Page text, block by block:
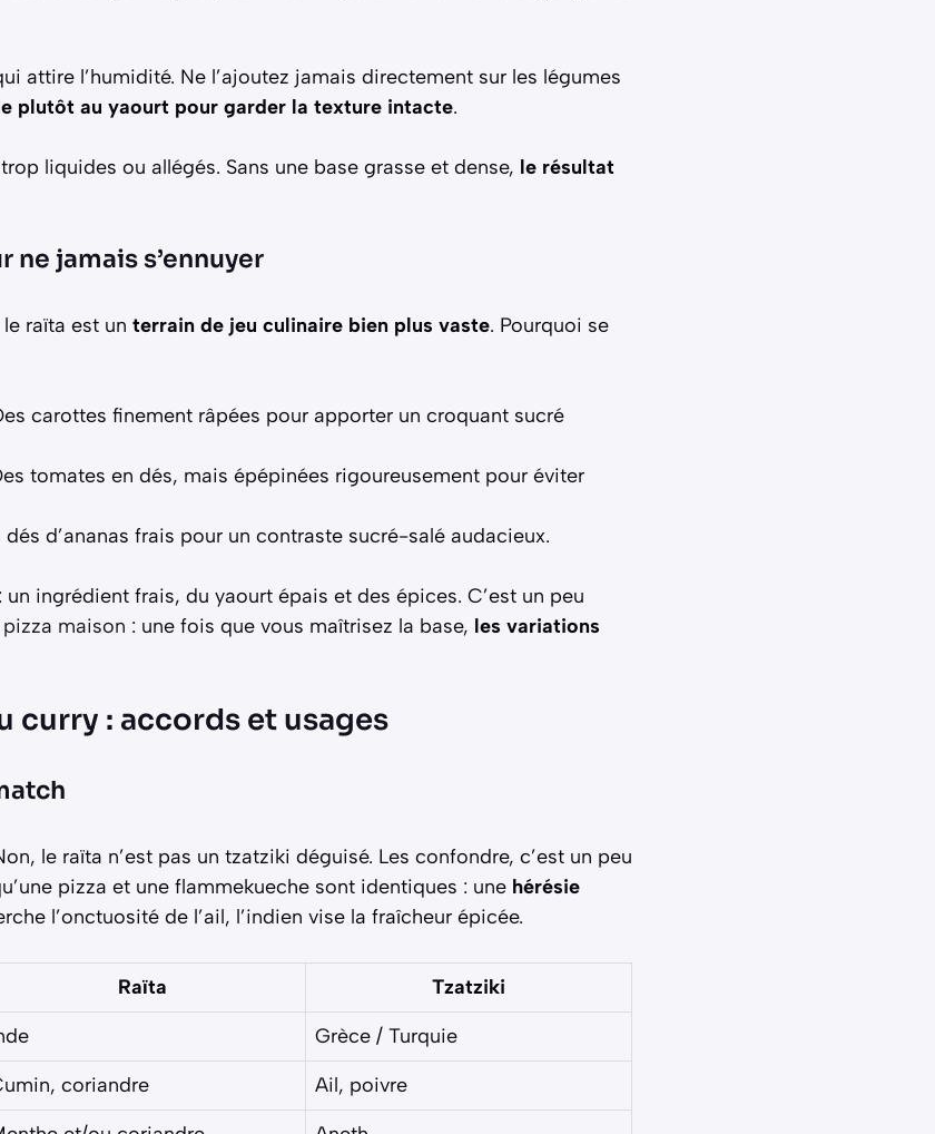
attire l’humidité. Ne l’ajoutez jamais directement sur les légumes
plutôt au yaourt pour garder la texture intacte.
liquides ou allégés. Sans une base grasse et dense, le résultat
ne jamais s’ennuyer
raïta est un terrain de jeu culinaire bien plus vaste. Pourquoi se
carottes finement râpées pour apporter un croquant sucré
tomates en dés, mais épépinées rigoureusement pour éviter
dés d’ananas frais pour un contraste sucré-salé audacieux.
ingrédient frais, du yaourt épais et des épices. C’est un peu
maison : une fois que vous maîtrisez la base, les variations
curry : accords et usages
le raïta n’est pas un tzatziki déguisé. Les confondre, c’est un peu
pizza et une flammekueche sont identiques : une hérésie
l’onctuosité de l’ail, l’indien vise la fraîcheur épicée.
Raïta
Tzatziki
Grèce / Turquie
coriandre
Ail, poivre